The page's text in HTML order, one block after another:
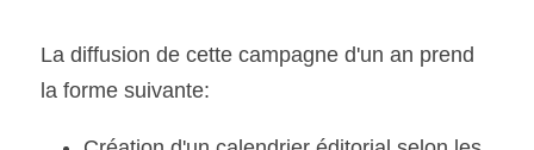
La diffusion de cette campagne d'un an prend
la forme suivante: